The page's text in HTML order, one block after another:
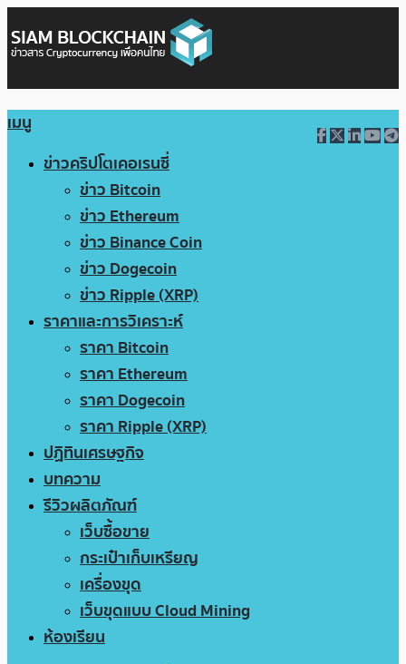
เมนู
ข่าวคริปโตเคอเรนซี่
ข่าว Bitcoin
ข่าว Ethereum
ข่าว Binance Coin
ข่าว Dogecoin
ข่าว Ripple (XRP)
ราคาและการวิเคราะห์
ราคา Bitcoin
ราคา Ethereum
ราคา Dogecoin
ราคา Ripple (XRP)
ปฏิทินเศรษฐกิจ
บทความ
รีวิวผลิตภัณฑ์
เว็บซื้อขาย
กระเป๋าเก็บเหรียญ
เครื่องขุด
เว็บขุดแบบ Cloud Mining
ห้องเรียน